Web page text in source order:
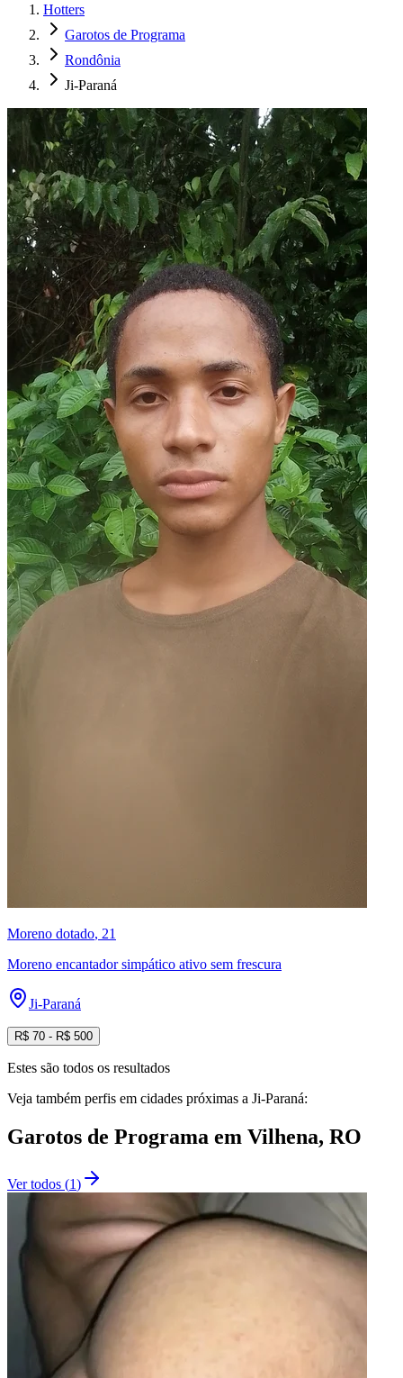
Hotters
Garotos de Programa
Rondônia
Ji-Paraná
Moreno dotado, 21
Moreno encantador simpático ativo sem frescura
Ji-Paraná
R$ 70 - R$ 500
Estes são todos os resultados
Veja também perfis em cidades próximas a Ji-Paraná:
Garotos de Programa em Vilhena, RO
Ver todos (1)